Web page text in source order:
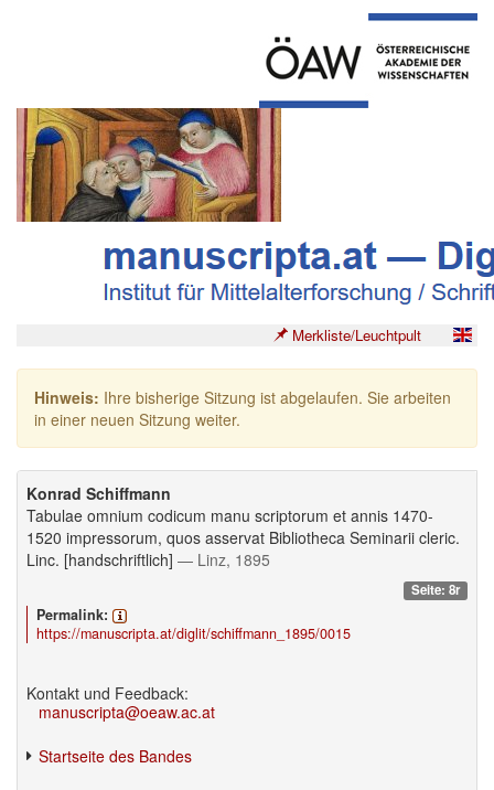
Merkliste/Leuchtpult
Hinweis: Ihre bisherige Sitzung ist abgelaufen. Sie arbeiten
in einer neuen Sitzung weiter.
Konrad Schiffmann
Tabulae omnium codicum manu scriptorum et annis 1470-
1520 impressorum, quos asservat Bibliotheca Seminarii cleric.
Linc. [handschriftlich] — Linz, 1895
Seite: 8r
Permalink:
https://manuscripta.at/diglit/schiffmann_1895/0015
Kontakt und Feedback:
manuscripta@oeaw.ac.at
Startseite des Bandes